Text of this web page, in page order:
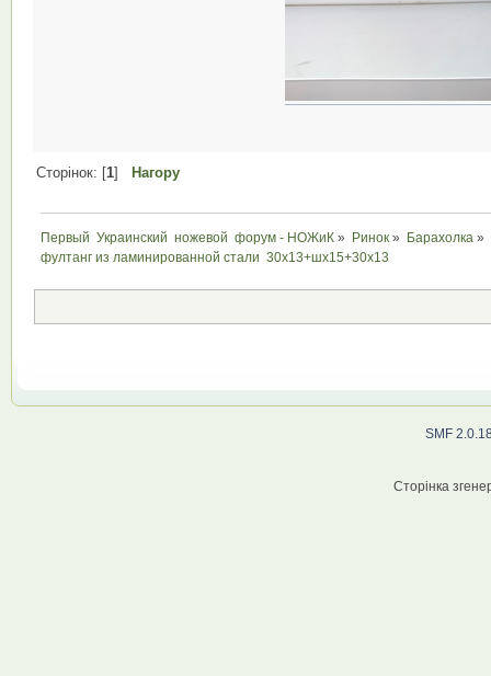
Сторінок: [1] Нагору
Первый  Украинский  ножевой  форум - НОЖиК » Ринок » Барахолка »
фултанг из ламинированной стали  30х13+шх15+30х13
SMF
Сторінка